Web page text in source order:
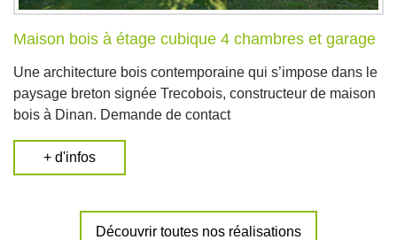
Maison bois à étage cubique 4 chambres et garage
Une architecture bois contemporaine qui s’impose dans le
paysage breton signée Trecobois, constructeur de maison
bois à Dinan. Demande de contact
+ d'infos
Découvrir toutes nos réalisations